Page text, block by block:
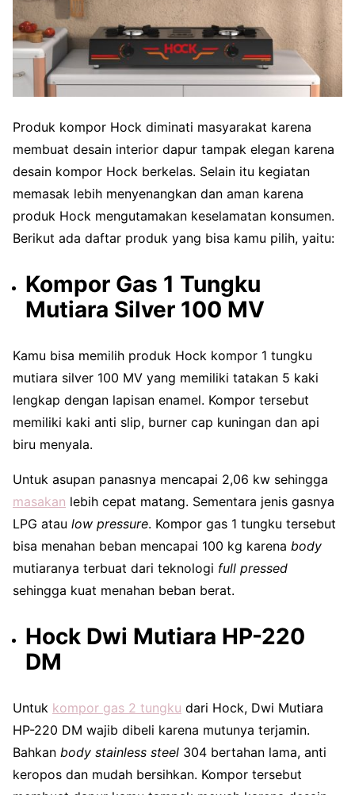
Produk kompor Hock diminati masyarakat karena
membuat desain interior dapur tampak elegan karena
desain kompor Hock berkelas. Selain itu kegiatan
memasak lebih menyenangkan dan aman karena
produk Hock mengutamakan keselamatan konsumen.
Berikut ada daftar produk yang bisa kamu pilih, yaitu:
Kompor Gas 1 Tungku
Mutiara Silver 100 MV
Kamu bisa memilih produk Hock kompor 1 tungku
mutiara silver 100 MV yang memiliki tatakan 5 kaki
lengkap dengan lapisan enamel. Kompor tersebut
memiliki kaki anti slip, burner cap kuningan dan api
biru menyala.
Untuk asupan panasnya mencapai 2,06 kw sehingga
masakan lebih cepat matang. Sementara jenis gasnya
LPG atau low pressure. Kompor gas 1 tungku tersebut
bisa menahan beban mencapai 100 kg karena body
mutiaranya terbuat dari teknologi full pressed
sehingga kuat menahan beban berat.
Hock Dwi Mutiara HP-220
DM
Untuk kompor gas 2 tungku dari Hock, Dwi Mutiara
HP-220 DM wajib dibeli karena mutunya terjamin.
Bahkan body stainless steel 304 bertahan lama, anti
keropos dan mudah bersihkan. Kompor tersebut